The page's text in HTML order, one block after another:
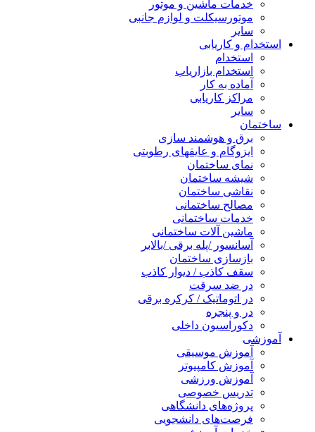
خدمات ماشین و موتور
موتورسیکلت و لوازم جانبی
سایر
استخدام و کاریابی
استخدام
استخدام بازاریاب
آماده به کار
مراکز کاریابی
سایر
ساختمان
برق و هوشمند سازی
ایزوگام و عایقهای رطوبتی
نمای ساختمان
شیشه ساختمان
نقاشی ساختمان
مصالح ساختمانی
خدمات ساختمانی
ماشین آلات ساختمانی
آسانسور /پله برقی /بالابر
بازسازی ساختمان
سقف کاذب / دیوار کاذب
در ضد سرقت
در اتوماتیک / کرکره برقی
در و پنجره
دکوراسیون داخلی
آموزشی
آموزش موسیقی
آموزش کامپیوتر
آموزش ورزشی
تدریس خصوصی
پروژه‌های دانشگاهی
فرصت‌های دانشجویی